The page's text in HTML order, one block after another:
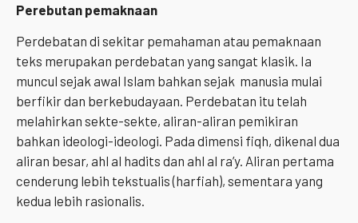
Perebutan pemaknaan
Perdebatan di sekitar pemahaman atau pemaknaan
teks merupakan perdebatan yang sangat klasik. Ia
muncul sejak awal Islam bahkan sejak manusia mulai
berfikir dan berkebudayaan. Perdebatan itu telah
melahirkan sekte-sekte, aliran-aliran pemikiran
bahkan ideologi-ideologi. Pada dimensi fiqh, dikenal dua
aliran besar, ahl al hadits dan ahl al ra’y. Aliran pertama
cenderung lebih tekstualis (harfiah), sementara yang
kedua lebih rasionalis.